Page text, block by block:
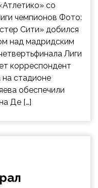
со
чемпионов Фото:
Сити» добился
над мадридским
Лиги
корреспондент
стадионе
обеспечили
Де […]